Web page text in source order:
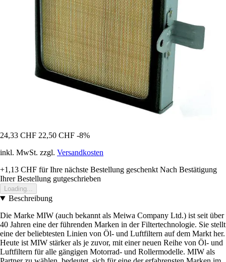
24,33 CHF 22,50 CHF -8%
inkl. MwSt. zzgl. Versandkosten
+1,13 CHF für Ihre nächste Bestellung geschenkt Nach Bestätigung
Ihrer Bestellung gutgeschrieben
Loading...
Beschreibung
Die Marke MIW (auch bekannt als Meiwa Company Ltd.) ist seit über
40 Jahren eine der führenden Marken in der Filtertechnologie. Sie stellt
eine der beliebtesten Linien von Öl- und Luftfiltern auf dem Markt her.
Heute ist MIW stärker als je zuvor, mit einer neuen Reihe von Öl- und
Luftfiltern für alle gängigen Motorrad- und Rollermodelle. MIW als